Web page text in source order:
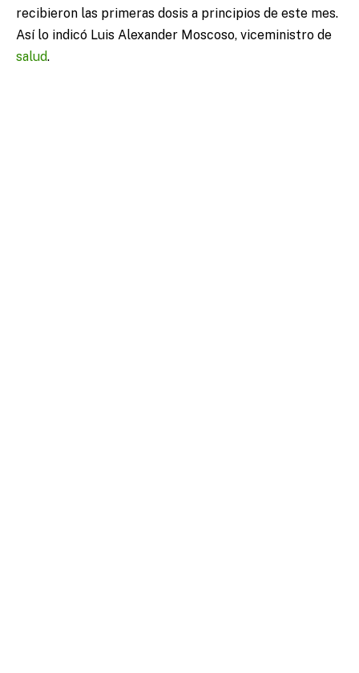
recibieron las primeras dosis a principios de este mes.
Así lo indicó Luis Alexander Moscoso, viceministro de
salud.